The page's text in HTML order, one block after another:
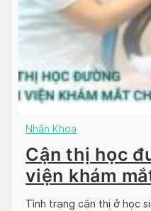
Nhãn Khoa
Cận thị học
viện khám
Tình trạng cận thị ở học